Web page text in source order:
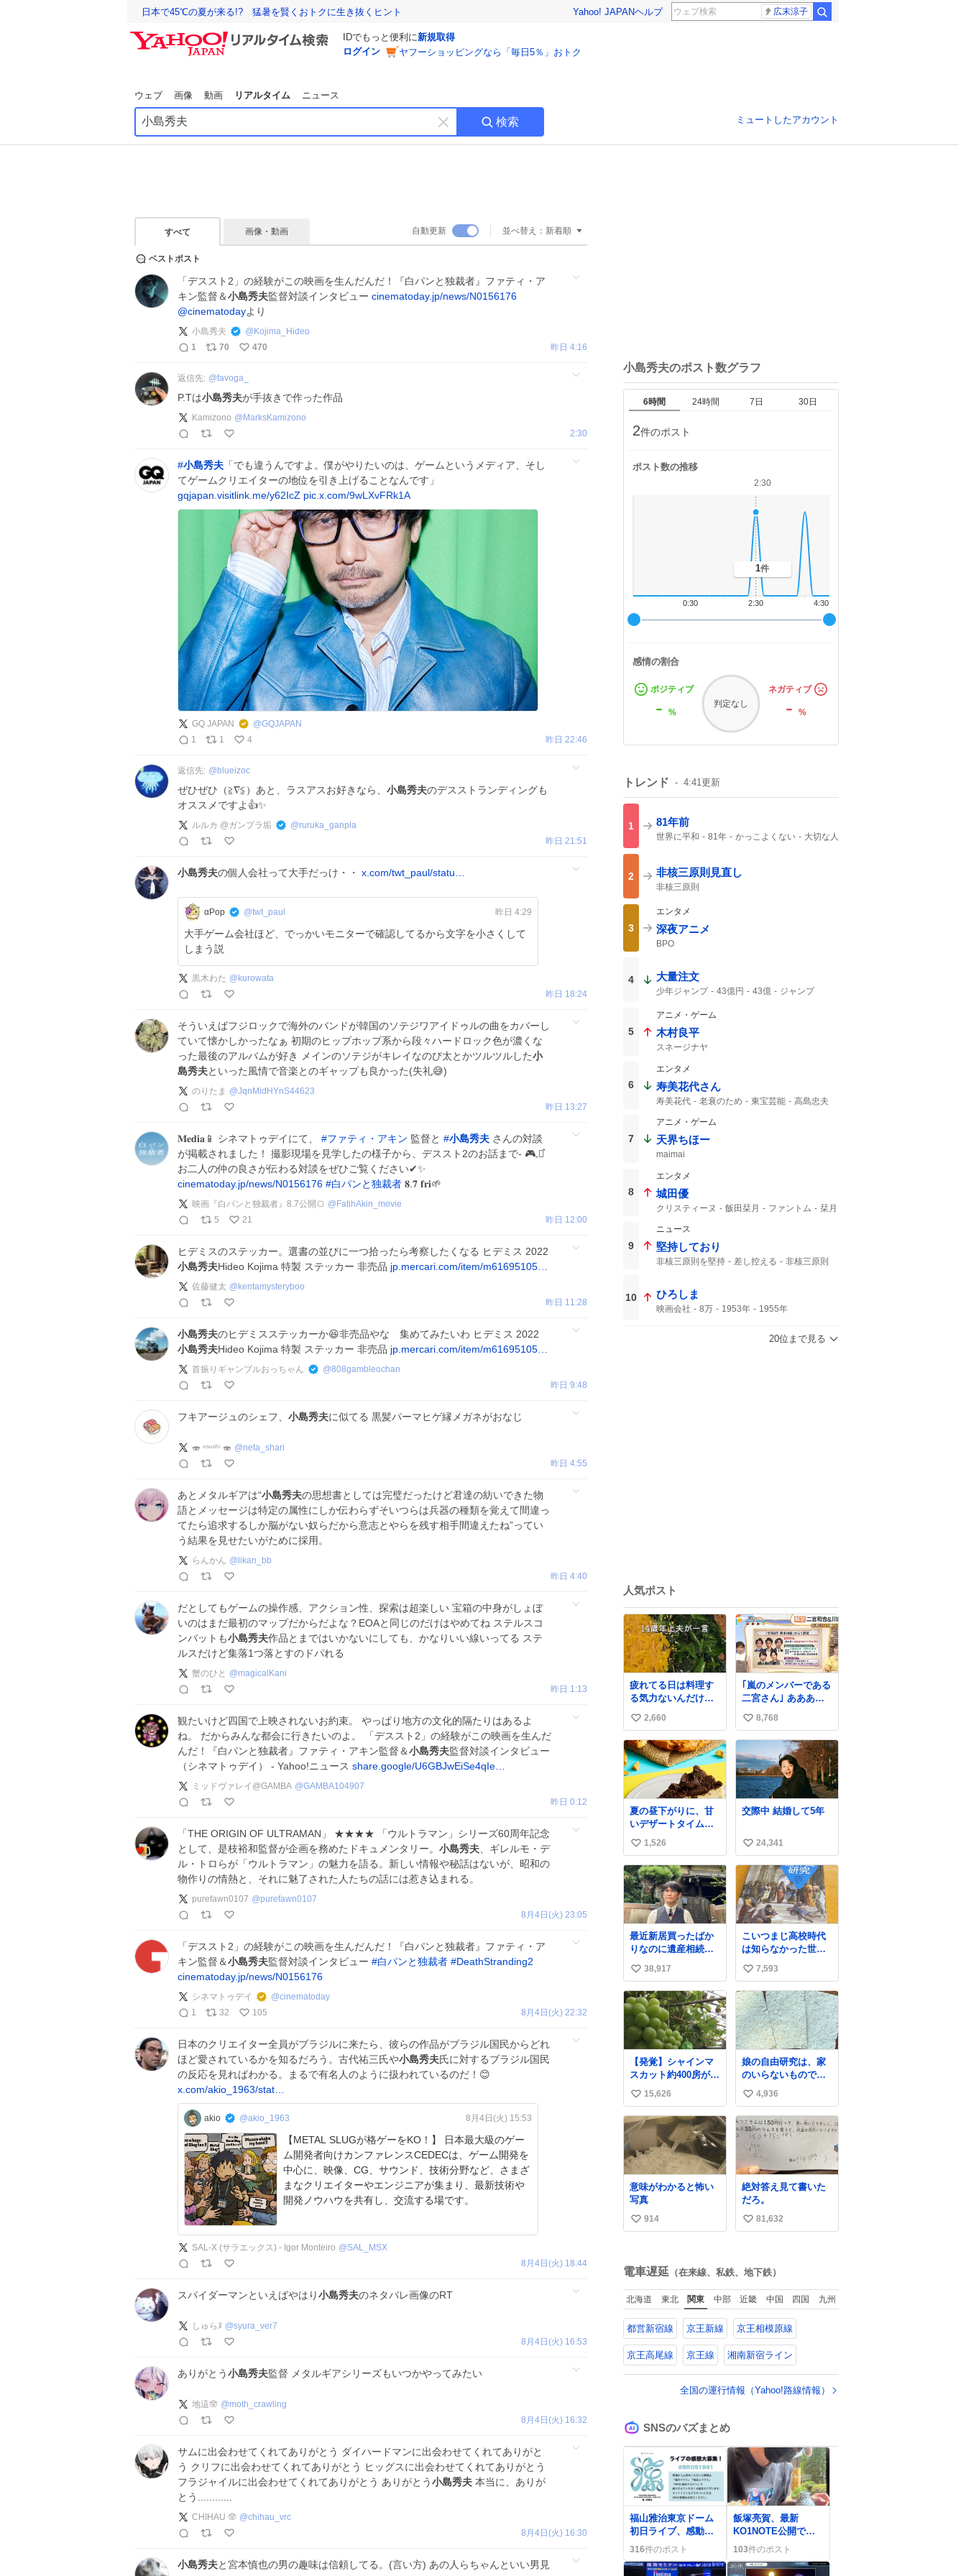
日本で45℃の夏が来る!? 猛暑を賢くおトクに生き抜くヒント Yahoo! JAPANヘルプ 広末涼子
IDでもっと便利に新規取得
ログイン
ヤフーショッピングなら「毎日5％」おトク
ウェブ 画像 動画 リアルタイム ニュース
キ
ー
す
検索 ミュートしたアカウント
すべて 画像・動画 自動更新 並べ替え： 新着順
ベストポスト
「デススト2」の経験がこの映画を生んだんだ！『白パンと独裁者』ファティ・ア
キン監督＆小島秀夫監督対談インタビュー cinematoday.jp/news/N0156176
@cinematodayより
小島秀夫 @ Kojima_Hideo
1
70 470 昨日 4:16
返信先: @favoga_
P.Tは小島秀夫が手抜きで作った作品
Kamizono @ MarksKamizono
2:30
#小島秀夫 「でも違うんですよ。僕がやりたいのは、ゲームというメディア、そし
てゲームクリエイターの地位を引き上げることなんです」
gqjapan.visitlink.me/y62IcZ pic.x.com/9wLXvFRk1A
GQ JAPAN @GQJAPAN
1
1 4 昨日 22:46
返信先: @ blueizoc
ぜひぜひ（≧∇≦）あと、ラスアスお好きなら、 小島秀夫のデスストランディングも
オススメですよ👍✨
ルルカ @ガンプラ垢 @ruruka_ganpla
昨日 21:51
小島秀夫の個人会社って大手だっけ・・ x.com/twt_paul/statu…
αPop @twt_paul 昨日 4:29
大手ゲーム会社ほど、でっかいモニターで確認してるから文字を小さくして
しまう説
黒木わた @ kurowata
昨日 18:24
そういえばフジロックで海外のバンドが韓国のソテジワアイドゥルの曲をカバーし
ていて懐かしかったなぁ 初期のヒップホップ系から段々ハードロック色が濃くな
った最後のアルバムが好き メインのソテジがキレイなのび太とかツルツルした小
島秀夫といった風情で音楽とのギャップも良かった(失礼😅)
のりたま @JqnMidHYnS44623
昨日 13:27
𝐌𝐞𝐝𝐢𝐚📱 シネマトゥデイにて、 #ファティ・アキン 監督と #小島秀夫 さんの対談
が掲載されました！ 撮影現場を見学したの様子から、デススト2のお話まで- 🎮𓈒⋆͛
お二人の仲の良さが伝わる対談をぜひご覧ください✔✨️
cinematoday.jp/news/N0156176 #白パンと独裁者 𝟖.𝟕 𝐟𝐫𝐢🌱
映画『白パンと独裁者』8.7公開🍞 @ FatihAkin_movie
5
21 昨日 12:00
ヒデミスのステッカー。選書の並びに一つ拾ったら考察したくなる ヒデミス 2022
小島秀夫Hideo Kojima 特製 ステッカー 非売品 jp.mercari.com/item/m61695105…
佐藤健太 @ kentamysteryboo
昨日 11:28
小島秀夫のヒデミスステッカーか😆非売品やな 集めてみたいわ ヒデミス 2022
小島秀夫Hideo Kojima 特製 ステッカー 非売品 jp.mercari.com/item/m61695105…
首振りギャンブルおっちゃん @808gambleochan
昨日 9:48
フキアージュのシェフ、 小島秀夫に似てる 黒髪パーマヒゲ縁メガネがおなじ
🍣 ᵒˢᵘˢʰⁱ 🍣 @neta_shari
昨日 4:55
あとメタルギアは“小島秀夫の思想書としては完璧だったけど君達の紡いできた物
語とメッセージは特定の属性にしか伝わらずそいつらは兵器の種類を覚えて間違っ
てたら追求するしか脳がない奴らだから意志とやらを残す相手間違えたね”ってい
う結果を見せたいがために採用。
らんかん @ likan_bb
昨日 4:40
だとしてもゲームの操作感、アクション性、探索は超楽しい 宝箱の中身がしょぼ
いのはまだ最初のマップだからだよな？EOAと同じのだけはやめてね ステルスコ
ンバットも小島秀夫作品とまではいかないにしても、かなりいい線いってる ステ
ルスだけど集落1つ落とすのドパれる
蟹のひと @magicalKani
昨日 1:13
観たいけど四国で上映されないお約束。 やっぱり地方の文化的隔たりはあるよ
ね。 だからみんな都会に行きたいのよ。 「デススト2」の経験がこの映画を生んだ
んだ！『白パンと独裁者』ファティ・アキン監督＆小島秀夫監督対談インタビュー
（シネマトゥデイ） - Yahoo!ニュース share.google/U6GBJwEiSe4qIe…
ミッドヴァレイ@GAMBA @GAMBA104907
昨日 0:12
「THE ORIGIN OF ULTRAMAN」 ★★★★ 「ウルトラマン」シリーズ60周年記念
として、是枝裕和監督が企画を務めたドキュメンタリー。 小島秀夫 、ギレルモ・デ
ル・トロらが「ウルトラマン」の魅力を語る。新しい情報や秘話はないが、昭和の
物作りの情熱と、それに魅了された人たちの話には惹き込まれる。
purefawn0107 @purefawn0107
8月4日(火) 23:05
「デススト2」の経験がこの映画を生んだんだ！『白パンと独裁者』ファティ・ア
キン監督＆小島秀夫監督対談インタビュー #白パンと独裁者 #DeathStranding2
cinematoday.jp/news/N0156176
シネマトゥデイ @cinematoday
1
32 105 8月4日(火) 22:32
日本のクリエイター全員がブラジルに来たら、彼らの作品がブラジル国民からどれ
ほど愛されているかを知るだろう。古代祐三氏や小島秀夫氏に対するブラジル国民
の反応を見ればわかる。まるで有名人のように扱われているのだ！😊
x.com/akio_1963/stat…
akio @akio_1963 8月4日(火) 15:53
【METAL SLUGが格ゲーをKO！】 日本最大級のゲー
ム開発者向けカンファレンスCEDECは、ゲーム開発を
中心に、映像、CG、サウンド、技術分野など、さまざ
まなクリエイターやエンジニアが集まり、最新技術や
開発ノウハウを共有し、交流する場です。
SAL-X (サラエックス) - Igor Monteiro @SAL_MSX
8月4日(火) 18:44
スパイダーマンといえばやはり小島秀夫のネタバレ画像のRT
しゅらﾇ @syura_ver7
8月4日(火) 16:53
ありがとう小島秀夫監督 メタルギアシリーズもいつかやってみたい
地這🪬 @moth_crawling
8月4日(火) 16:32
サムに出会わせてくれてありがとう ダイハードマンに出会わせてくれてありがと
う クリフに出会わせてくれてありがとう ヒッグスに出会わせてくれてありがとう
フラジャイルに出会わせてくれてありがとう ありがとう小島秀夫 本当に、ありが
とう............
CHIHAU 🪬 @chihau_vrc
8月4日(火) 16:30
小島秀夫と宮本慎也の男の趣味は信頼してる。(言い方) あの人らちゃんといい男見
小島秀夫のポスト数グラフ
6時間 24時間 7日 30日
2件のポスト
ポスト数の推移
4:30
2:30
0:30
2:30
1件
感情の割合
ポジティブ
- %
判定なし
ネガティブ
-%
トレンド 4:41更新
1 81年前
世界に平和 81年 かっこよくない 大切な人
2 非核三原則見直し
非核三原則
3
エンタメ
深夜アニメ
BPO
4 大量注文
少年ジャンプ 43億円 43億
ジャンプ
5
アニメ・ゲーム
木村良平
スネージナヤ
6
エンタメ
寿美花代さん
寿美花代 老衰のため 東宝芸能
高島忠夫
髙嶋政宏
最期まで
7
アニメ・ゲーム
天界ちほー
maimai
8
エンタメ
城田優
クリスティーヌ 飯田栞月 ファントム
栞月
9
ニュース
堅持しており
非核三原則を堅持 差し控える
非核三原則
10 ひろしま
映画会社 8万 1953年
1955年
20位まで見る
人気ポスト
疲れてる日は料理す
る気力ないんだけ
ど、これは炊飯器に
おまかせするだけだ
から「これなら作れ
る！」ってなった。
い
い
ね
数
2,660
｢嵐のメンバーである
二宮さん｣ ああああ
ああ泣いた、、
い
い
ね
数
8,768
夏の昼下がりに、甘
いデザートタイムを
☀️ サクサク食感が楽
しめるデザート2品が
登場しています✨ ど
ちらの”サクッ”から
楽しみたいですか😊
🧡→ #キャラメルオ
ールドファッション
ドーナツ 外はさっく
り、中はしっとり。
キャラメルのビター
な味わいに包まれた
ドーナツ🍩 🖤→
い
い
ね
数
1,526
交際中 結婚して5年
い
い
ね
数
24,341
最近新居買ったばか
りなのに遺産相続で
家もらっちゃった長
男
い
い
ね
数
38,917
こいつまじ高校時代
は知らなかった世界
史が溢れすぎてて
𝑩𝑰𝑮 𝑳𝑶𝑽𝑬＿＿
い
い
ね
数
7,593
【発覚】シャインマ
スカット約400房が果
樹園から盗まれる 栃
木・佐野市
news.livedoor.com/
article/detail… 被害
に遭った果樹園には
防犯カメラなどはな
く、シャインマスカ
ットが盗まれた木に
は刃物などで切られ
た跡が。市内で今年
に入って同様の被害
は確認されておら
い
い
ね
数
15,626
娘の自由研究は、家
のいらないもので紙
をつくる。 という事
でわたしの使わない
リードが紙に変身し
ました😂
い
い
ね
数
4,936
意味がわかると怖い
写真
い
数
914
絶対答え見て書いた
だろ。
い
数
81,632
電車遅延 （在来線、私鉄、地下鉄）
北海道 東北 関東 中部 近畿 中国 四国 九州
都営新宿線 京王新線 京王相模原線
京王高尾線 京王線 湘南新宿ライン
全国の運行情報（Yahoo!路線情報）
SNSのバズまとめ
福山雅治東京ドーム
初日ライブ、感動と
熱狂がSNSで広がり
ファン歓喜
316件のポスト
飯塚亮賀、最新
KO1NOTE公開でフ
ァン歓喜「最高」
「文才すごすぎ」
103件のポスト